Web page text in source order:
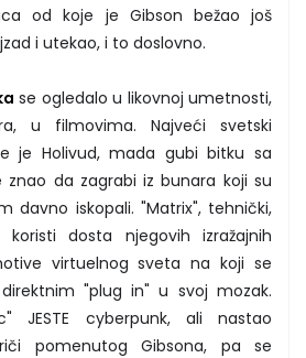
od koje je Gibson bežao još
i utekao, i to doslovno.
se ogledalo u likovnoj umetnosti,
u filmovima. Najveći svetski
je Holivud, mada gubi bitku sa
da zagrabi iz bunara koji su
davno iskopali. "Matrix", tehnički,
dosta njegovih izražajnih
virtuelnog sveta na koji se
"plug in" u svoj mozak.
JESTE cyberpunk, ali nastao
pomenutog Gibsona, pa se